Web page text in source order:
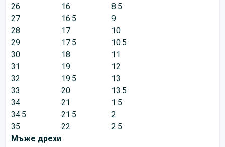
26
16
8.5
27
16.5
9
28
17
10
29
17.5
10.5
30
18
11
31
19
12
32
19.5
13
33
20
13.5
34
21
1.5
34.5
21.5
2
35
22
2.5
Мъже дрехи